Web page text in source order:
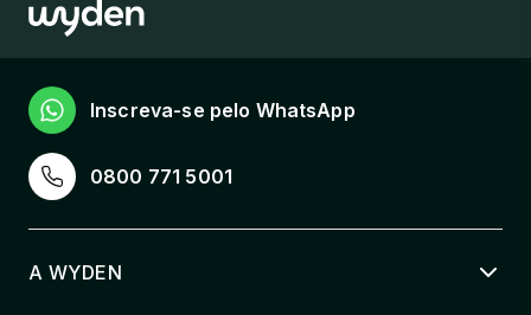
0800 771 5001
Inscreva-se pelo WhatsApp
A WYDEN